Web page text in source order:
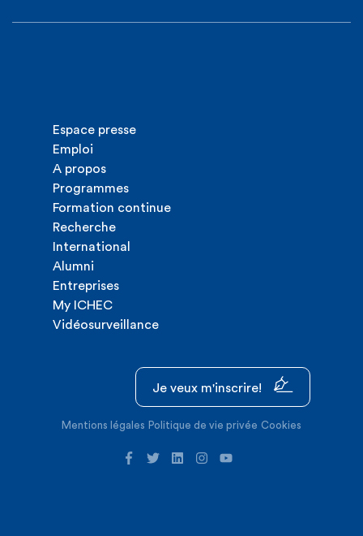
Espace presse
Emploi
A propos
Programmes
Formation continue
Recherche
International
Alumni
Entreprises
My ICHEC
Vidéosurveillance
Je veux m'inscrire!
Mentions légales Politique de vie privée Cookies